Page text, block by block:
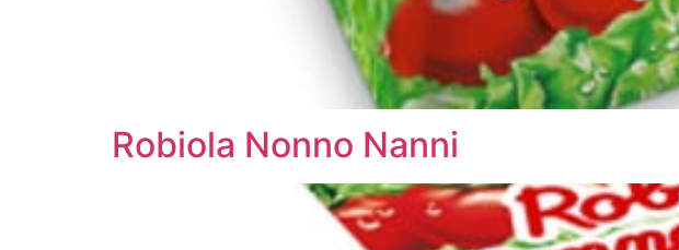
Robiola Nonno Nanni